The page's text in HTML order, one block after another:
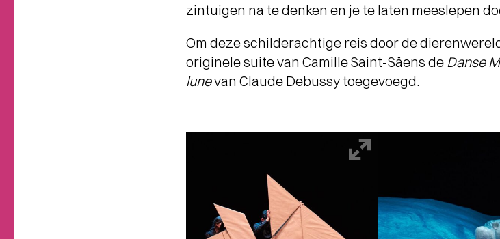
zintuigen na te denken en je te laten meeslepen
Om deze schilderachtige reis door de
originele suite van Camille Saint-Säens de Danse
lunevan Claude Debussy toegevoegd.